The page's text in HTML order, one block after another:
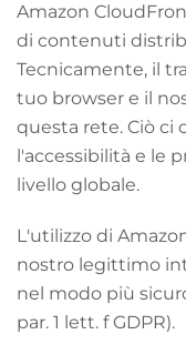
Amazon
di contenuti
Tecnicamente, il
tuo browser e il
questa rete. Ciò ci
l'accessibilità e le
livello globale.
L'utilizzo di
nostro legittimo
nel modo più
par. 1 lett. f GDPR).